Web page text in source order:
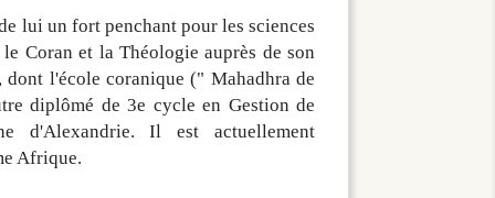
lui un fort penchant pour les sciences
Coran et la Théologie auprès de son
dont l'école coranique (" Mahadhra de
diplômé de 3e cycle en Gestion de
d'Alexandrie. Il est actuellement
Afrique.